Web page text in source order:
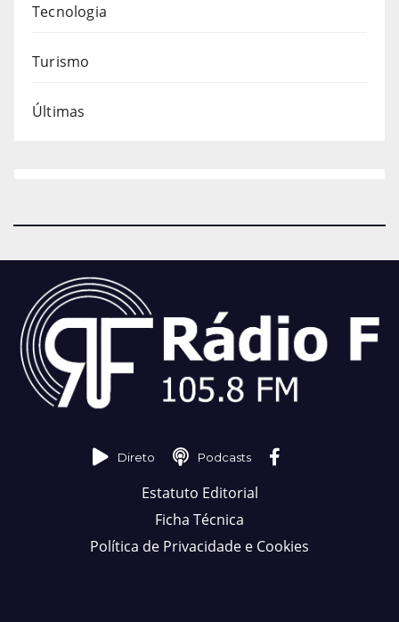
Tecnologia
Turismo
Últimas
Direto Podcasts
Estatuto Editorial
Ficha Técnica
Política de Privacidade e Cookies